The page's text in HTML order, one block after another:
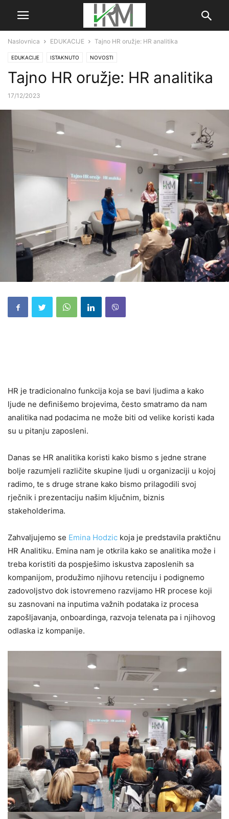
Naslovnica EDUKACIJE Tajno HR oružje: HR analitika
EDUKACIJE ISTAKNUTO NOVOSTI
Tajno HR oružje: HR analitika
17/12/2023
HR je tradicionalno funkcija koja se bavi ljudima a kako
ljude ne definišemo brojevima, često smatramo da nam
analitika nad podacima ne može biti od velike koristi kada
su u pitanju zaposleni.
Danas se HR analitika koristi kako bismo s jedne strane
bolje razumjeli različite skupine ljudi u organizaciji u kojoj
radimo, te s druge strane kako bismo prilagodili svoj
rječnik i prezentaciju našim ključnim, biznis
stakeholderima.
Zahvaljujemo se Emina Hodzic koja je predstavila praktičnu
HR Analitiku. Emina nam je otkrila kako se analitika može i
treba koristiti da pospješimo iskustva zaposlenih sa
kompanijom, produžimo njihovu retenciju i podignemo
zadovoljstvo dok istovremeno razvijamo HR procese koji
su zasnovani na inputima važnih podataka iz procesa
zapošljavanja, onboardinga, razvoja telenata pa i njihovog
odlaska iz kompanije.